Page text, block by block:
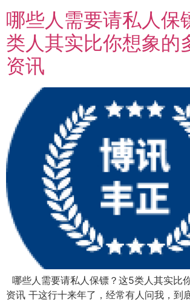
哪些人需要请私人保
类人其实比你想象的
资讯
哪些人需要请私人保镖？这5类人其实比
资讯 干这行十来年了，经常有人问我，到